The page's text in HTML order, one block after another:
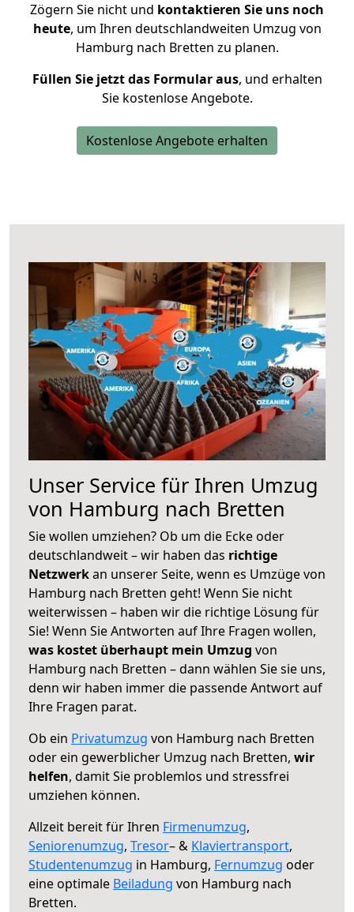
Zögern Sie nicht und kontaktieren Sie uns noch
heute, um Ihren deutschlandweiten Umzug von
Hamburg nach Bretten zu planen.
Füllen Sie jetzt das Formular aus, und erhalten
Sie kostenlose Angebote.
Kostenlose Angebote erhalten
Unser Service für Ihren Umzug
von Hamburg nach Bretten
Sie wollen umziehen? Ob um die Ecke oder
deutschlandweit – wir haben das richtige
Netzwerkan unserer Seite, wenn es Umzüge von
Hamburg nach Bretten geht! Wenn Sie nicht
weiterwissen – haben wir die richtige Lösung für
Sie! Wenn Sie Antworten auf Ihre Fragen wollen,
was kostet überhaupt mein Umzug von
Hamburg nach Bretten – dann wählen Sie sie uns,
denn wir haben immer die passende Antwort auf
Ihre Fragen parat.
Ob ein Privatumzug von Hamburg nach Bretten
oder ein gewerblicher Umzug nach Bretten, wir
helfen, damit Sie problemlos und stressfrei
umziehen können.
Allzeit bereit für Ihren Firmenumzug,
Seniorenumzug, Tresor– & Klaviertransport,
Studentenumzug in Hamburg, Fernumzug oder
eine optimale Beiladung von Hamburg nach
Bretten.